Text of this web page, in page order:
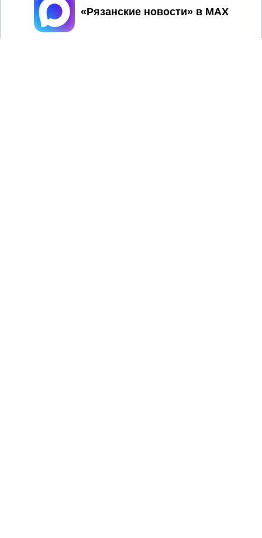
Принять